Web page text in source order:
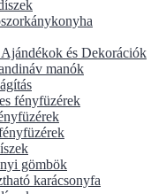
és Dekorációk
manók
fényfüzérek
gömbök
karácsonyfa